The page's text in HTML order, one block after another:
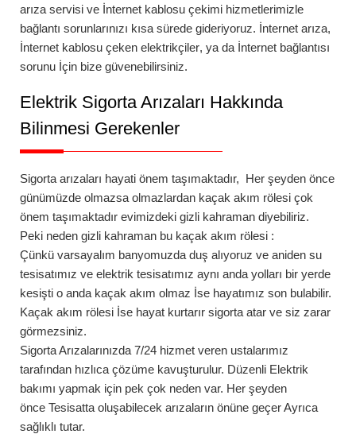
arıza servisi ve İnternet kablosu çekimi hizmetlerimizle
bağlantı sorunlarınızı kısa sürede gideriyoruz. İnternet arıza,
İnternet kablosu çeken elektrikçiler, ya da İnternet bağlantısı
sorunu İçin bize güvenebilirsiniz.
Elektrik Sigorta Arızaları Hakkında
Bilinmesi Gerekenler
Sigorta arızaları hayati önem taşımaktadır, Her şeyden önce
günümüzde olmazsa olmazlardan kaçak akım rölesi çok
önem taşımaktadır evimizdeki gizli kahraman diyebiliriz.
Peki neden gizli kahraman bu kaçak akım rölesi :
Çünkü varsayalım banyomuzda duş alıyoruz ve aniden su
tesisatımız ve elektrik tesisatımız aynı anda yolları bir yerde
kesişti o anda kaçak akım olmaz İse hayatımız son bulabilir.
Kaçak akım rölesi İse hayat kurtarır sigorta atar ve siz zarar
görmezsiniz.
Sigorta Arızalarınızda 7/24 hizmet veren ustalarımız
tarafından hızlıca çözüme kavuşturulur. Düzenli Elektrik
bakımı yapmak için pek çok neden var. Her şeyden
önce Tesisatta oluşabilecek arızaların önüne geçer Ayrıca
sağlıklı tutar.